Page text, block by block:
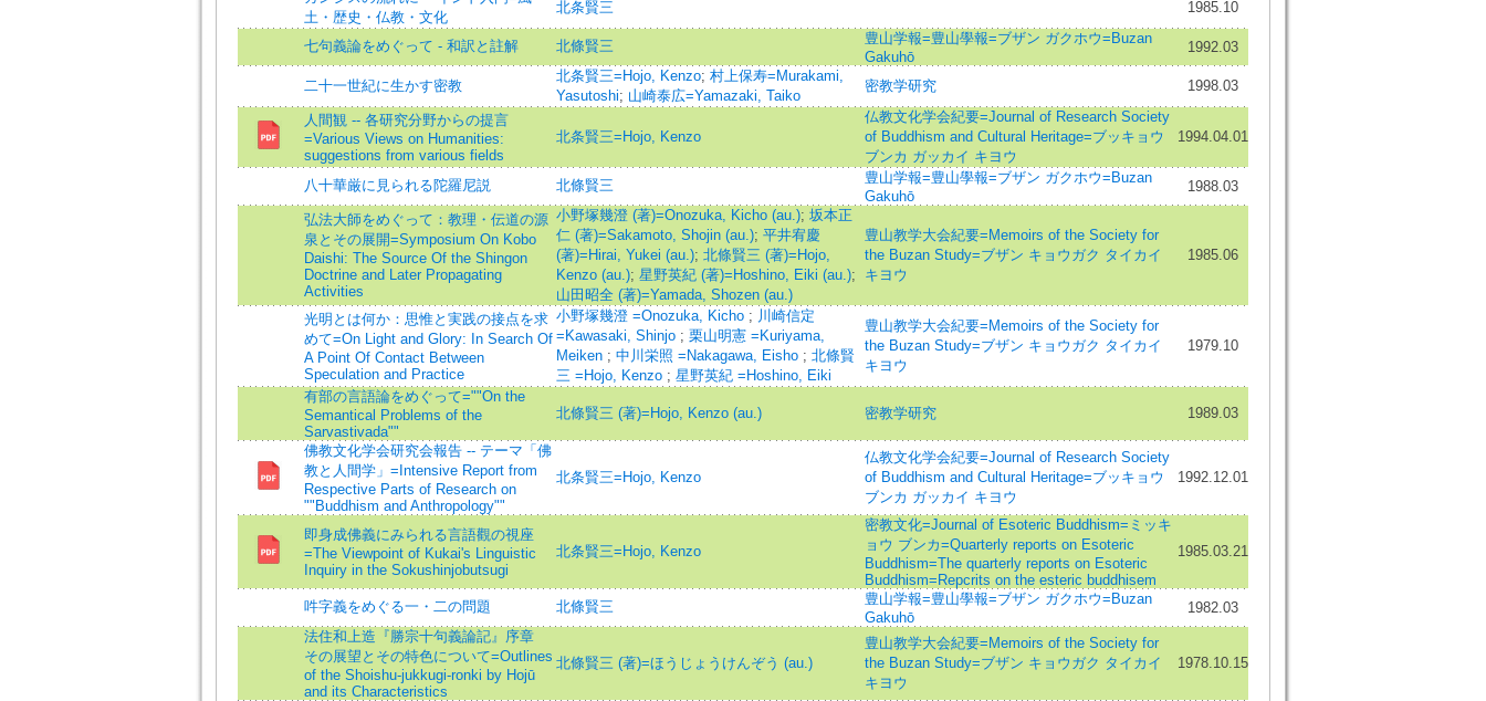
土・歴史・仏教・文化
北条賢三 1985.10
七句義論をめぐって - 和訳と註解 北條賢三
豊山学報=豊山學報=ブザン ガクホウ=Buzan
Gakuhō
1992.03
二十一世紀に生かす密教
北条賢三=Hojo, Kenzo; 村上保寿=Murakami,
Yasutoshi; 山崎泰広=Yamazaki, Taiko
密教学研究 1998.03
人間観 -- 各研究分野からの提言
=Various Views on Humanities:
suggestions from various fields
北条賢三=Hojo, Kenzo
仏教文化学会紀要=Journal of Research Society
of Buddhism and Cultural Heritage=ブッキョウ
ブンカ ガッカイ キヨウ
1994.04.01
八十華厳に見られる陀羅尼説 北條賢三
豊山学報=豊山學報=ブザン ガクホウ=Buzan
Gakuhō
1988.03
弘法大師をめぐって：教理・伝道の源
泉とその展開=Symposium On Kobo
Daishi: The Source Of the Shingon
Doctrine and Later Propagating
Activities
小野塚幾澄 (著)=Onozuka, Kicho (au.); 坂本正
仁 (著)=Sakamoto, Shojin (au.); 平井宥慶
(著)=Hirai, Yukei (au.); 北條賢三 (著)=Hojo,
Kenzo (au.); 星野英紀 (著)=Hoshino, Eiki (au.);
山田昭全 (著)=Yamada, Shozen (au.)
豊山教学大会紀要=Memoirs of the Society for
the Buzan Study=ブザン キョウガク タイカイ
キヨウ
1985.06
光明とは何か：思惟と実践の接点を求
めて=On Light and Glory: In Search Of
A Point Of Contact Between
Speculation and Practice
小野塚幾澄 =Onozuka, Kicho ; 川崎信定
=Kawasaki, Shinjo ; 栗山明憲 =Kuriyama,
Meiken ; 中川栄照 =Nakagawa, Eisho ; 北條賢
三 =Hojo, Kenzo ; 星野英紀 =Hoshino, Eiki
豊山教学大会紀要=Memoirs of the Society for
the Buzan Study=ブザン キョウガク タイカイ
キヨウ
1979.10
有部の言語論をめぐって=""On the
Semantical Problems of the
Sarvastivada""
北條賢三 (著)=Hojo, Kenzo (au.) 密教学研究 1989.03
佛教文化学会研究会報告 -- テーマ「佛
教と人間学」=Intensive Report from
Respective Parts of Research on
""Buddhism and Anthropology""
北条賢三=Hojo, Kenzo
仏教文化学会紀要=Journal of Research Society
of Buddhism and Cultural Heritage=ブッキョウ
ブンカ ガッカイ キヨウ
1992.12.01
即身成佛義にみられる言語觀の視座
=The Viewpoint of Kukai's Linguistic
Inquiry in the Sokushinjobutsugi
北条賢三=Hojo, Kenzo
密教文化=Journal of Esoteric Buddhism=ミッキ
ョウ ブンカ=Quarterly reports on Esoteric
Buddhism=The quarterly reports on Esoteric
Buddhism=Repcrits on the esteric buddhisem
1985.03.21
吽字義をめぐる一・二の問題 北條賢三
豊山学報=豊山學報=ブザン ガクホウ=Buzan
Gakuhō
1982.03
法住和上造『勝宗十句義論記』序章
その展望とその特色について=Outlines
of the Shoishu-jukkugi-ronki by Hojū
and its Characteristics
北條賢三 (著)=ほうじょうけんぞう (au.)
豊山教学大会紀要=Memoirs of the Society for
the Buzan Study=ブザン キョウガク タイカイ
キヨウ
1978.10.15